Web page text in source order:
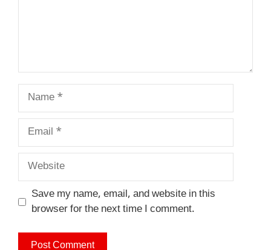
Name
Email
Website
Save my name, email, and website in this
browser for the next time I comment.